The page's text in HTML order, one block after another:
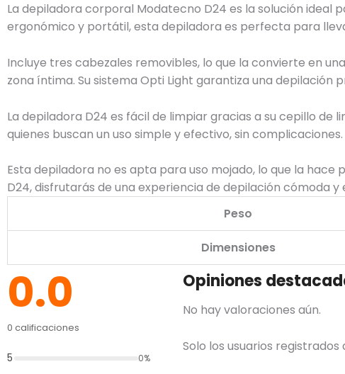
La depiladora corporal Modatecno D24 es la solución ideal
ergonómico y portátil, esta depiladora es perfecta para
Incluye tres cabezales removibles, lo que la convierte en
zona íntima. Su sistema Opti Light garantiza una depilación
La depiladora D24 es fácil de limpiar gracias a su cepillo de
quienes buscan un uso simple y efectivo, sin complicaciones.
Esta depiladora no es apta para uso mojado, lo que la
D24, disfrutarás de una experiencia de depilación cómoda
Peso
Dimensiones
0.0
0 calificaciones
5 0%
Opiniones
No hay valoraciones aún.
Solo los usuarios